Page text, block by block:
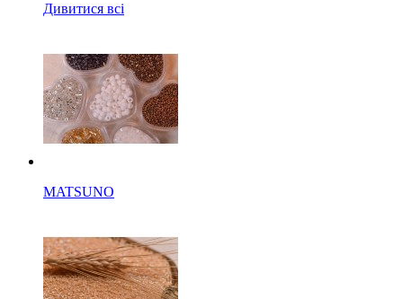
Дивитися всі
MATSUNO